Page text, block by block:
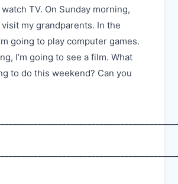
watch TV. On Sunday morning,
visit my grandparents. In the
going to play computer games.
I’m going to see a film. What
to do this weekend? Can you